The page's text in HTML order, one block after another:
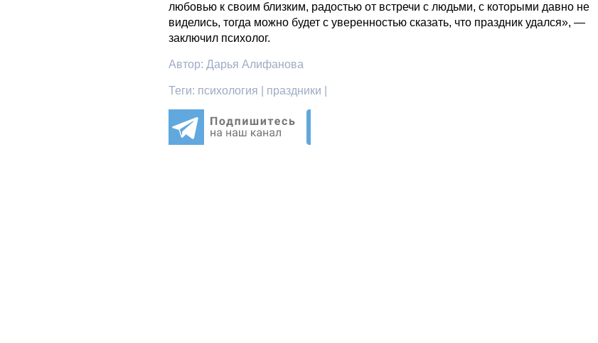
любовью к своим близким, радостью от встречи с людьми, с которыми давно не
виделись, тогда можно будет с уверенностью сказать, что праздник удался», —
заключил психолог.
Автор: Дарья Алифанова
Теги: психология | праздники |